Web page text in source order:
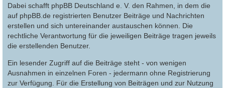
Dabei schafft phpBB Deutschland e. V. den Rahmen, in dem die
auf phpBB.de registrierten Benutzer Beiträge und Nachrichten
erstellen und sich untereinander austauschen können. Die
rechtliche Verantwortung für die jeweiligen Beiträge tragen jeweils
die erstellenden Benutzer.
Ein lesender Zugriff auf die Beiträge steht - von wenigen
Ausnahmen in einzelnen Foren - jedermann ohne Registrierung
zur Verfügung. Für die Erstellung von Beiträgen und zur Nutzung